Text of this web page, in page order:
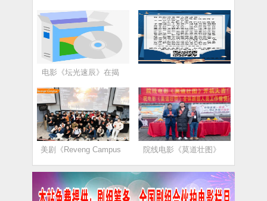
电影《坛光速辰》在揭
美剧《Reveng Campus 院线电影《莫道壮图》